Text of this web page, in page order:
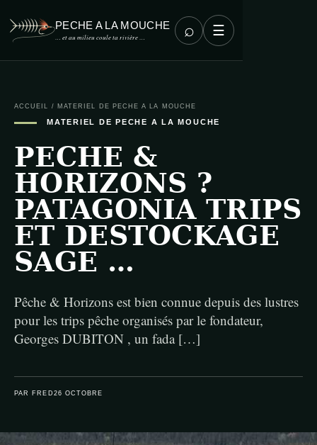
PECHE A LA MOUCHE
… et au milieu coule ta rivière … ⌕ ☰
ACCUEIL / MATERIEL DE PECHE A LA MOUCHE
MATERIEL DE PECHE A LA MOUCHE
PECHE &
HORIZONS ?
PATAGONIA TRIPS
ET DESTOCKAGE
SAGE …
Pêche & Horizons est bien connue depuis des lustres
pour les trips pêche organisés par le fondateur,
Georges DUBITON , un fada […]
PAR FRED 26 OCTOBRE